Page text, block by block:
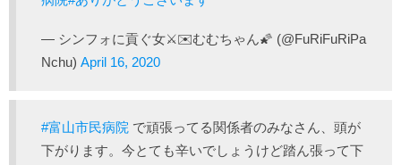
— シンフォに貢ぐ女⚔️✉️むむちゃん🌠 (@FuRiFuRiPa
Nchu) April 16, 2020
#富山市民病院 で頑張ってる関係者のみなさん、頭が
下がります。今とても辛いでしょうけど踏ん張って下